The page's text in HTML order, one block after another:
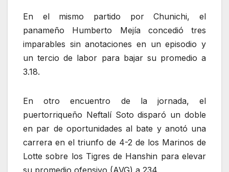
En el mismo partido por Chunichi, el
panameño Humberto Mejía concedió tres
imparables sin anotaciones en un episodio y
un tercio de labor para bajar su promedio a
3.18.
En otro encuentro de la jornada, el
puertorriqueño Neftalí Soto disparó un doble
en par de oportunidades al bate y anotó una
carrera en el triunfo de 4-2 de los Marinos de
Lotte sobre los Tigres de Hanshin para elevar
su promedio ofensivo (AVG) a 234.